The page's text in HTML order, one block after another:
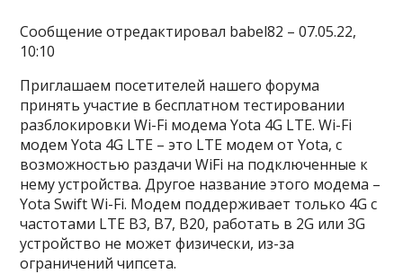
Сообщение отредактировал babel82 – 07.05.22,
10:10
Приглашаем посетителей нашего форума
принять участие в бесплатном тестировании
разблокировки Wi-Fi модема Yota 4G LTE. Wi-Fi
модем Yota 4G LTE – это LTE модем от Yota, с
возможностью раздачи WiFi на подключенные к
нему устройства. Другое название этого модема –
Yota Swift Wi-Fi. Модем поддерживает только 4G с
частотами LTE B3, B7, B20, работать в 2G или 3G
устройство не может физически, из-за
ограничений чипсета.